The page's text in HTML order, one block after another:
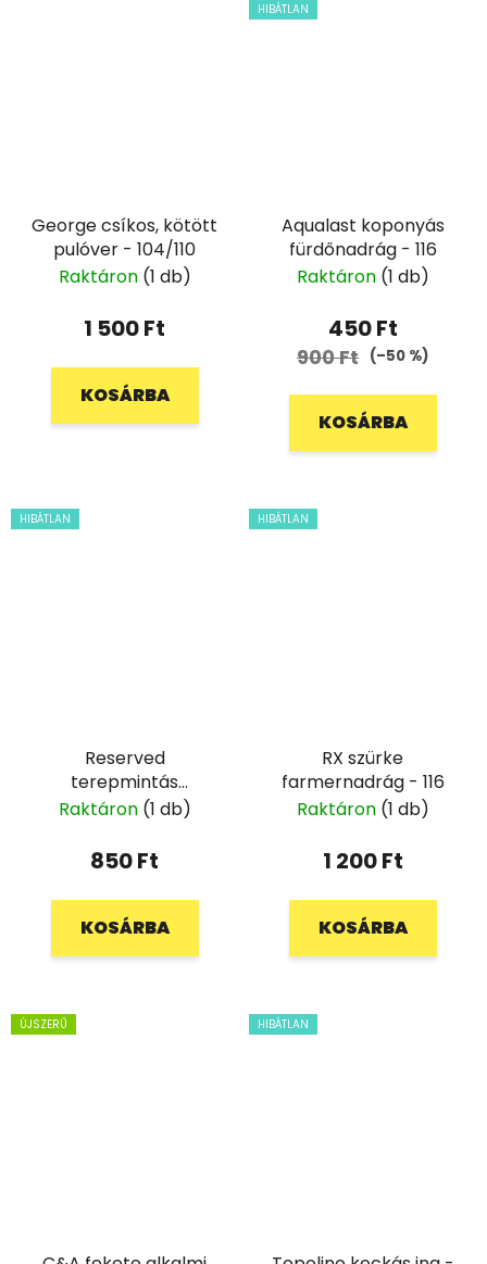
George csíkos, kötött
pulóver - 104/110
Raktáron (1 db)
1 500 Ft
KOSÁRBA
HIBÁTLAN
Aqualast koponyás
fürdőnadrág - 116
Raktáron (1 db)
450 Ft
900 Ft (–50 %)
KOSÁRBA
HIBÁTLAN
Reserved
terepmintás
oldalzsebes nadrág -
Raktáron (1 db)
850 Ft
KOSÁRBA
HIBÁTLAN
RX szürke
farmernadrág - 116
Raktáron (1 db)
1 200 Ft
KOSÁRBA
ÚJSZERŰ HIBÁTLAN